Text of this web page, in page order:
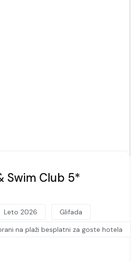
Swim Club 5*
Leto 2026
Glifada
na plaži besplatni za goste hotela